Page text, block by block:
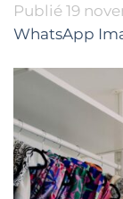
Publié 19
WhatsApp